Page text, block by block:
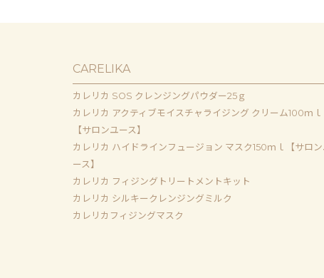
CARELIKA
カレリカ SOS クレンジングパウダー25ｇ
カレリカ アクティブモイスチャライジング クリーム100ｍｌ
【サロンユース】
カレリカ ハイドラインフュージョン マスク150ｍｌ【サロン
ース】
カレリカ フィジングトリートメントキット
カレリカ シルキークレンジングミルク
カレリカフィジングマスク